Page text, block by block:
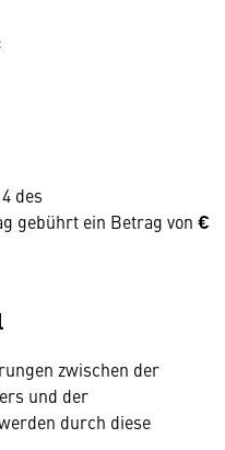
des
gebührt ein Betrag von €
zwischen der
und der
durch diese